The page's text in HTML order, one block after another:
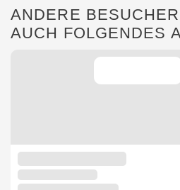
ANDERE
AUCH FOLGENDES